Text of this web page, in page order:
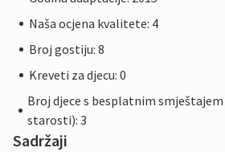
Naša ocjena kvalitete: 4
Broj gostiju: 8
Kreveti za djecu: 0
Broj djece s besplatnim
starosti): 3
Sadržaji